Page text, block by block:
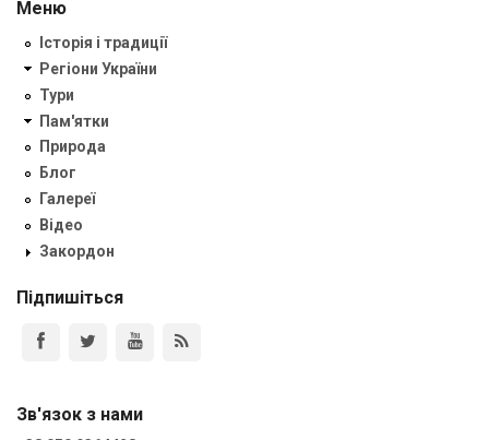
Меню
Історія і традиції
Регіони України
Тури
Пам'ятки
Природа
Блог
Галереї
Відео
Закордон
Підпишіться
Зв'язок з нами